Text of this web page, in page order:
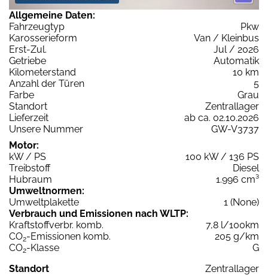
Allgemeine Daten:
Fahrzeugtyp
Pkw
Karosserieform
Van / Kleinbus
Erst-Zul.
Jul / 2026
Getriebe
Automatik
Kilometerstand
10 km
Anzahl der Türen
5
Farbe
Grau
Standort
Zentrallager
Lieferzeit
ab ca. 02.10.2026
Unsere Nummer
GW-V3737
Motor:
kW / PS
100 kW / 136 PS
Treibstoff
Diesel
Hubraum
1.996 cm³
Umweltnormen:
Umweltplakette
1 (None)
Verbrauch und Emissionen nach WLTP:
Kraftstoffverbr. komb.
7,8 l/100km
CO2-Emissionen komb.
205 g/km
CO2-Klasse
G
Standort
Zentrallager